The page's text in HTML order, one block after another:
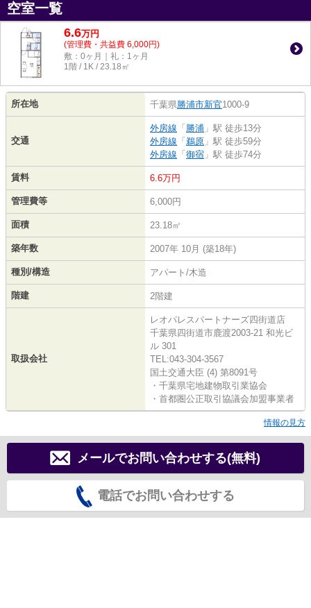
空室一覧
6.6万円
(管理費・共益費 6,000円)
敷：0ヶ月｜礼：1ヶ月
1階 / 1K / 23.18㎡
所在地 千葉県勝浦市新官1000-9
交通
外房線 「 勝浦 」駅 徒歩13分
外房線 「 鵜原 」駅 徒歩59分
外房線 「 御宿 」駅 徒歩74分
賃料 6.6万円
管理費等 6,000円
面積 23.18㎡
築年数 2007年 10月 (築18年)
種別/構造 アパート/木造
階建 2階建
取扱会社
レオパレスパートナーズ四街道店
千葉県四街道市鹿渡2003-21 和光ビ
ル 301
TEL:043-304-3567
国土交通大臣 (4) 第8091号
・千葉県宅地建物取引業協会
・首都圏公正取引協議会加盟事業者
情報の見方
メールでお問い合わせする(無料)
電話でお問い合わせする